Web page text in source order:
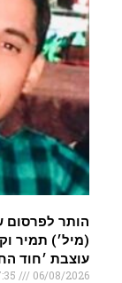
הותר לפרסום
עוצבת ׳חוד החנית׳ (55), נפל
06/08/2026